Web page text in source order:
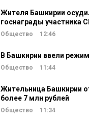
Жителя Башкирии
госнаграды участника
Общество 12:46
В Башкирии ввели
Общество 11:44
Жительница Башкирии
более 7 млн рублей
Общество 11:34